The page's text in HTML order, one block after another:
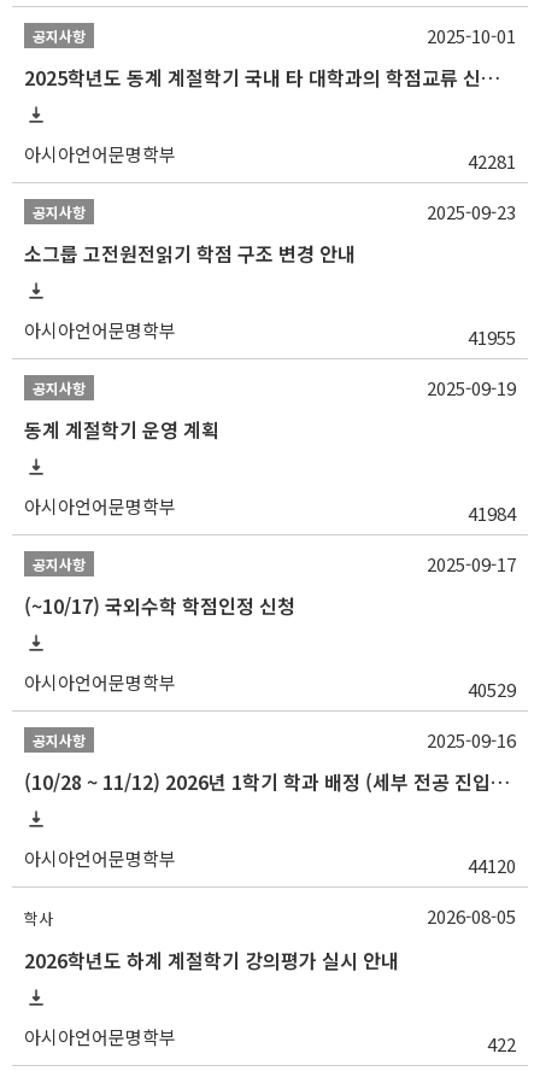
공지사항
2025학년도 동계 계절학기 국내 타 대학과의 학점교류 신청 안내
아시아언어문명학부 42281
2025-10-01
공지사항
소그룹 고전원전읽기 학점 구조 변경 안내
아시아언어문명학부 41955
2025-09-23
공지사항
동계 계절학기 운영 계획
아시아언어문명학부 41984
2025-09-19
공지사항
(~10/17) 국외수학 학점인정 신청
아시아언어문명학부 40529
2025-09-17
공지사항
(10/28 ~ 11/12) 2026년 1학기 학과 배정 (세부 전공 진입) 안내
아시아언어문명학부 44120
2025-09-16
학사
2026학년도 하계 계절학기 강의평가 실시 안내
아시아언어문명학부 422
2026-08-05